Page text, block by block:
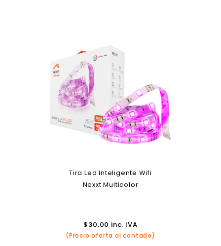
Tira Led Inteligente Wifi
Nexxt Multicolor
$30.00 inc. IVA
(Precio oferta al contado)